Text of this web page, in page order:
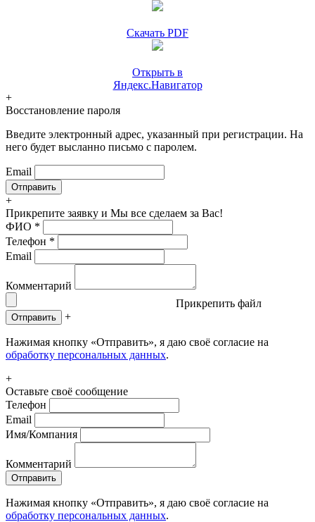
Скачать PDF
Открыть в
Яндекс.Навигатор
+
Восстановление пароля
Введите электронный адрес, указанный при регистрации. На
него будет высланно письмо с паролем.
Email
+
Прикрепите заявку и Мы все сделаем за Вас!
ФИО *
Телефон *
Email
Комментарий
Прикрепить файл
Отправить +
Нажимая кнопку «Отправить», я даю своё согласие на
обработку персональных данных.
+
Оставьте своё сообщение
Телефон
Email
Имя/Компания
Комментарий
Отправить
Нажимая кнопку «Отправить», я даю своё согласие на
обработку персональных данных.